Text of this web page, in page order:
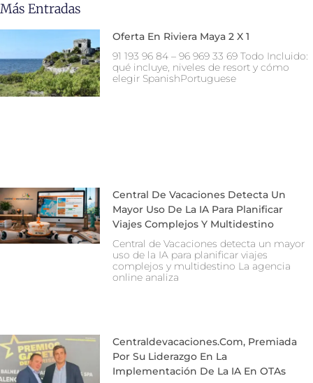
Más Entradas
Oferta En Riviera Maya 2 X 1
91 193 96 84 – 96 969 33 69 Todo Incluido:
qué incluye, niveles de resort y cómo
elegir SpanishPortuguese
Central De Vacaciones Detecta Un
Mayor Uso De La IA Para Planificar
Viajes Complejos Y Multidestino
Central de Vacaciones detecta un mayor
uso de la IA para planificar viajes
complejos y multidestino La agencia
online analiza
Centraldevacaciones.com, Premiada
Por Su Liderazgo En La
Implementación De La IA En OTAs